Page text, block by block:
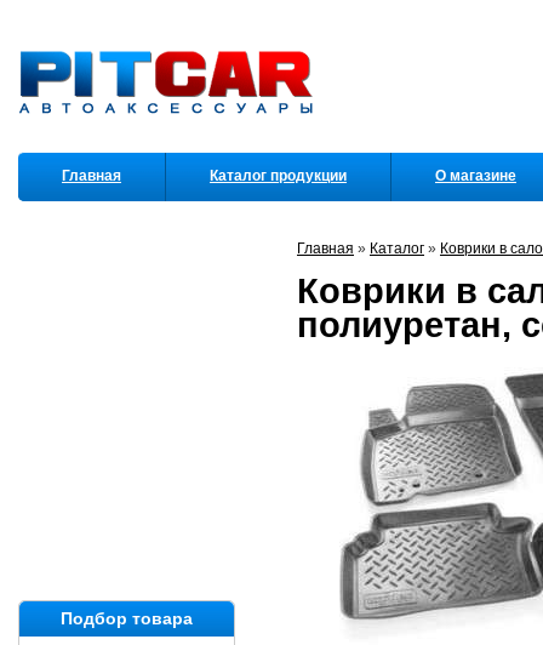
Главная » Каталог » Коврики в
Коврики в
полиуретан,
Главная Каталог продукции О магазине
Подбор товара